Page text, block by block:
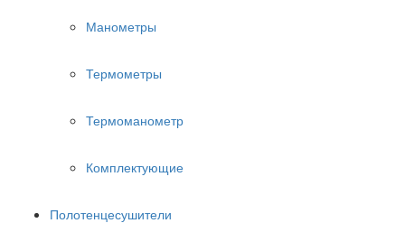
Манометры
Термометры
Термоманометр
Комплектующие
Полотенцесушители